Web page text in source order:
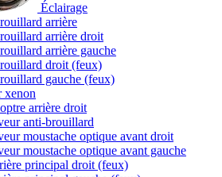
Éclairage
arrière
arrière droit
arrière gauche
droit (feux)
gauche (feux)
xenon
arrière droit
anti-brouillard
moustache optique avant droit
moustache optique avant gauche
principal droit (feux)